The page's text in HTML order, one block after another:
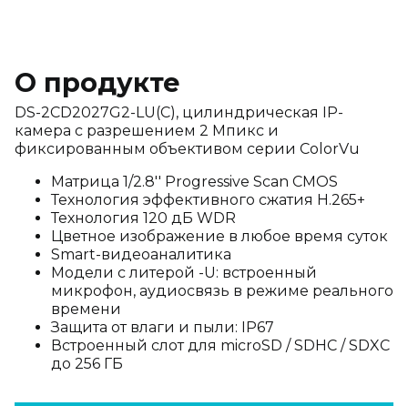
О продукте
DS-2CD2027G2-LU(C), цилиндрическая IP-
камера с разрешением 2 Мпикс и
фиксированным объективом серии ColorVu
Матрица 1/2.8'' Progressive Scan CMOS
Технология эффективного сжатия H.265+
Технология 120 дБ WDR
Цветное изображение в любое время суток
Smart-видеоаналитика
Модели с литерой -U: встроенный
микрофон, аудиосвязь в режиме реального
времени
Защита от влаги и пыли: IP67
Встроенный слот для microSD / SDHC / SDXC
до 256 ГБ